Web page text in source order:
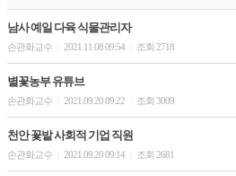
남사 예일 다육 식물관리자
손관화교수 2021.11.08 09:54 조회 2718
별꽃농부 유튜브
손관화교수 2021.09.20 09:22 조회 3009
천안 꽃밭 사회적 기업 직원
손관화교수 2021.09.20 09:14 조회 2681